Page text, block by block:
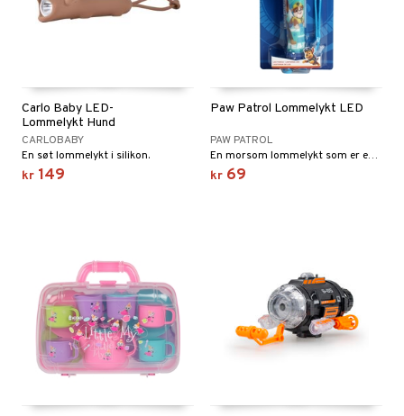
Carlo Baby LED-
Lommelykt Hund
CARLOBABY
En søt lommelykt i silikon.
kr 149
Paw Patrol Lommelykt LED
PAW PATROL
En morsom lommelykt som er enkel å bruke.
kr 69